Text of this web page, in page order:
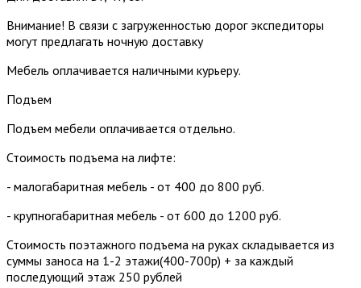
Внимание! В связи с загруженностью дорог экспедиторы
могут предлагать ночную доставку
Мебель оплачивается наличными курьеру.
Подъем
Подъем мебели оплачивается отдельно.
Стоимость подъема на лифте:
- малогабаритная мебель - от 400 до 800 руб.
- крупногабаритная мебель - от 600 до 1200 руб.
Стоимость поэтажного подъема на руках складывается из
суммы заноса на 1-2 этажи(400-700р) + за каждый
последующий этаж 250 рублей